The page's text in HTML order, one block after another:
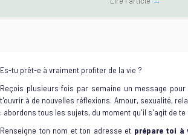
Es-tu prêt-e à vraiment profiter de la vie ?
Reçois plusieurs fois par semaine un message
t'ouvrir à de nouvelles réflexions. Amour, sexualité,
: abordons tous les sujets, du moment qu'il s'agit de te
Renseigne ton nom et ton adresse et prépare toi à